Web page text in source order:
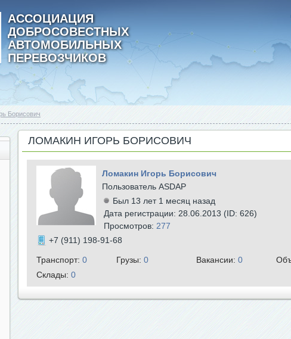
АССОЦИАЦИЯ
ДОБРОСОВЕСТНЫХ
АВТОМОБИЛЬНЫХ
ПЕРЕВОЗЧИКОВ
Борисович
ЛОМАКИН ИГОРЬ БОРИСОВИЧ
Ломакин Игорь Борисович
Пользователь ASDAP
Был 13 лет 1 месяц назад
Дата регистрации: 28.06.2013 (ID: 626)
Просмотров: 277
+7 (911) 198-91-68
Транспорт: 0 Грузы: 0 Вакансии: 0
Склады: 0